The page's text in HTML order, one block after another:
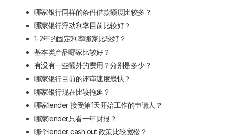
哪家银行同样的条件借款额度比较多？
哪家银行浮动利率目前比较好？
1-2年的固定利率哪家比较好？
基本类产品哪家比较好？
有没有一些额外的费用？分别是多少？
哪家银行目前的评审速度最快？
哪家银行现在比较拖延？
哪家lender 接受第1天开始工作的申请人？
哪家lender只看一年财报？
哪个lender cash out 政策比较宽松？